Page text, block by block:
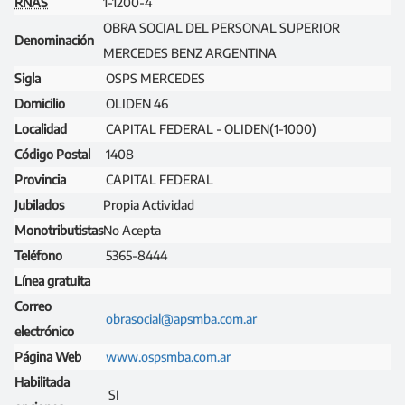
Denominación
OBRA SOCIAL DEL PERSONAL SUPERIOR
MERCEDES BENZ ARGENTINA
Sigla
OSPS MERCEDES
Domicilio
OLIDEN 46
Localidad
CAPITAL FEDERAL - OLIDEN(1-1000)
Código Postal
1408
Provincia
CAPITAL FEDERAL
Jubilados
Propia Actividad
MonotributistasNo Acepta
Teléfono
5365-8444
Línea gratuita
Correo
electrónico
obrasocial@apsmba.com.ar
Página Web
www.ospsmba.com.ar
Habilitada
SI